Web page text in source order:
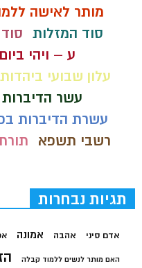
מותר לאישה
סוד המזלות
ע – ויהי
עלון שבועי ביהדות
עשר
עשרת הדיברות
רשבי תשפא
תגיות נבחרות
אדם סיני אהבה אמונה
האם מותר לנשים ללמוד קבלה